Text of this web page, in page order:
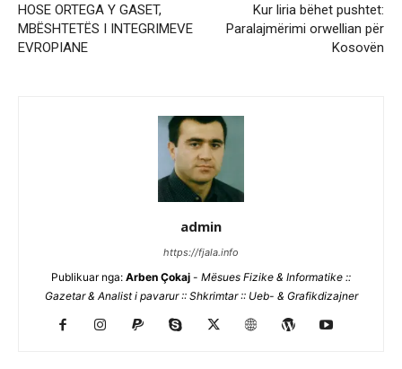
HOSE ORTEGA Y GASET,
MBËSHTETËS I INTEGRIMEVE
EVROPIANE
Kur liria bëhet pushtet:
Paralajmërimi orwellian për
Kosovën
admin
https://fjala.info
Publikuar nga: Arben Çokaj - Mësues Fizike & Informatike ::
Gazetar & Analist i pavarur :: Shkrimtar :: Ueb- & Grafikdizajner